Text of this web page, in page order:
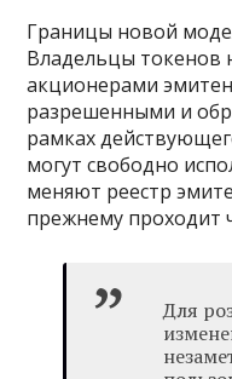
Границы новой
Владельцы токенов
акционерами
разрешенными и
рамках
могут свободно
меняют реестр
прежнему проходит
Для